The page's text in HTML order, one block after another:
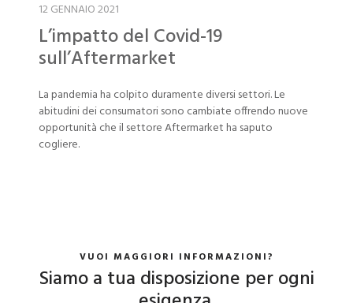
12 GENNAIO 2021
L’impatto del Covid-19
sull’Aftermarket
La pandemia ha colpito duramente diversi settori. Le
abitudini dei consumatori sono cambiate offrendo nuove
opportunità che il settore Aftermarket ha saputo
cogliere.
VUOI MAGGIORI INFORMAZIONI?
Siamo a tua disposizione per ogni